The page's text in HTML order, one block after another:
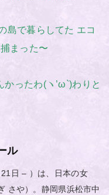
島で暮らしてた エコ
まった〜
かったわ(ヽ’ω`)わりと
ル
日 – ）は、日本の女
さや）。静岡県浜松市中